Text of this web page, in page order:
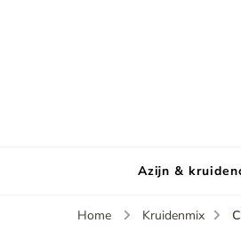
Azijn &
Home Kruidenmix